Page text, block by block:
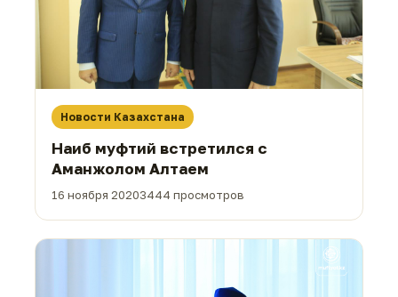
Новости Казахстана
Наиб муфтий встретился с
Аманжолом Алтаем
16 ноября 20203444 просмотров